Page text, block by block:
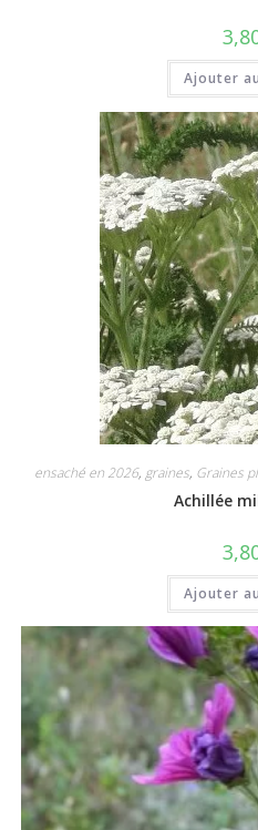
Ajouter
ensaché en 2026, graines, Graines
Achillée
Ajouter